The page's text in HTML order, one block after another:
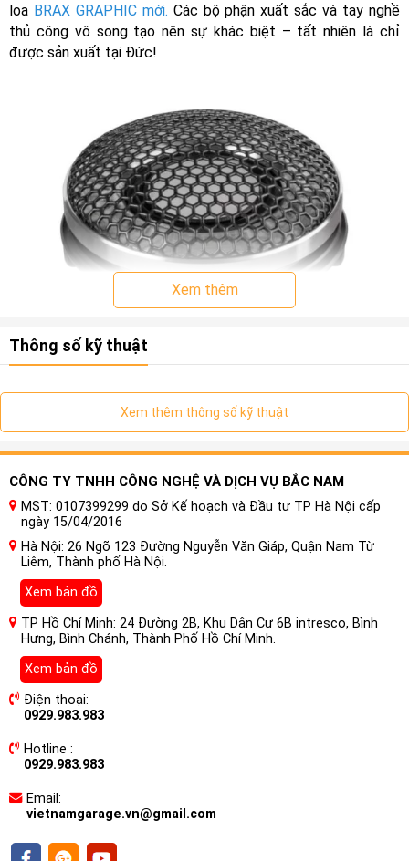
loa BRAX GRAPHIC mới. Các bộ phận xuất sắc và tay nghề
thủ công vô song tạo nên sự khác biệt – tất nhiên là chỉ
được sản xuất tại Đức!
Loa Tweeter BRAX GRAPHIC GL1 MK2 cao cấp 25 mm / 1″
được trang bị vòm nhôm gốm sáng tạo. Vật liệu phức tạp của
nó đòi hỏi một quy trình sản xuất phức tạp, trong đó ngọn lửa
plasma làm tan chảy bột gốm trên bề mặt đế nhôm. Kết quả
là là vòm loa tweeter kết hợp độ ổn định vượt trội với khối
lượng chuyển động thấp và khả năng giảm chấn bên trong
cao – được chế tạo hoàn hảo để tái tạo âm bổng tuyệt vời
và không bị nén. Âm lượng khớp nối giảm chấn bằng len
Merino tích hợp giúp giảm tần số cộng hưởng và do đó cho
phép tần số phân tần thấp hơn.
Xem thêm
Thông số kỹ thuật
Xem thêm thông số kỹ thuật
CÔNG TY TNHH CÔNG NGHỆ VÀ DỊCH VỤ BẮC NAM
MST: 0107399299 do Sở Kế hoạch và Đầu tư TP Hà Nội cấp
ngày 15/04/2016
Hà Nội: 26 Ngõ 123 Đường Nguyễn Văn Giáp, Quận Nam Từ
Liêm, Thành phố Hà Nội.
Xem bản đồ
TP Hồ Chí Minh: 24 Đường 2B, Khu Dân Cư 6B intresco, Bình
Hưng, Bình Chánh, Thành Phố Hồ Chí Minh.
Xem bản đồ
Điện thoại:
0929.983.983
Hotline :
0929.983.983
Email:
vietnamgarage.vn@gmail.com